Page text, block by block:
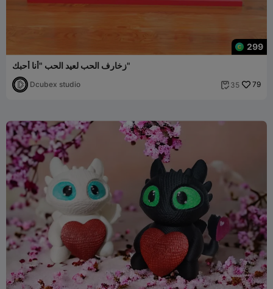
299
زخارف الحب لعيد الحب "أنا أحبك"
Dcubex studio  35 79